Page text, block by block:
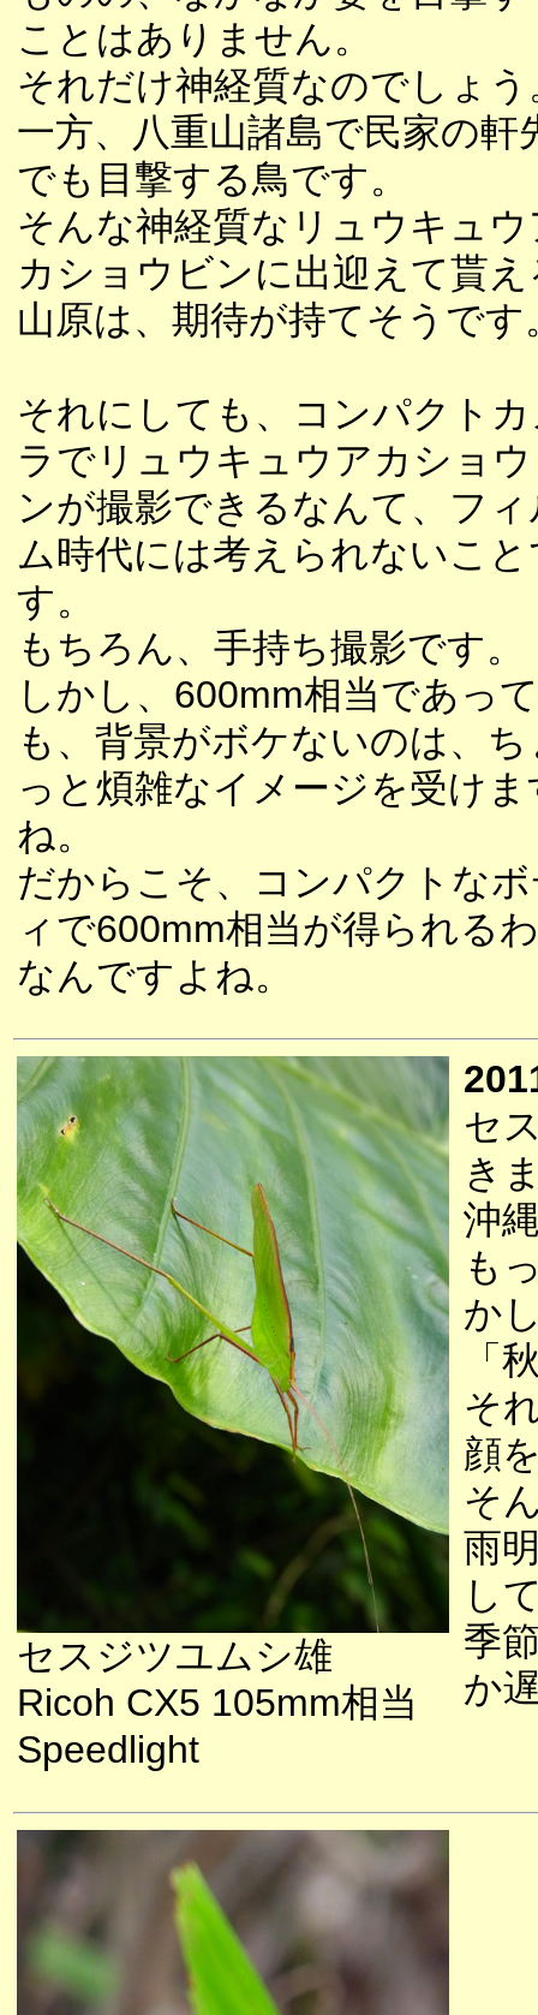
ことはありません。
それだけ神経質なのでしょう
一方、八重山諸島で民家の軒
でも目撃する鳥です。
そんな神経質なリュウキュウ
カショウビンに出迎えて貰え
山原は、期待が持てそうです
それにしても、コンパクト
ラでリュウキュウアカショ
ンが撮影できるなんて、フィ
ム時代には考えられないこと
す。
もちろん、手持ち撮影です。
しかし、600mm相当であって
も、背景がボケないのは、ち
っと煩雑なイメージを受けま
ね。
だからこそ、コンパクトな
ィで600mm相当が得られる
なんですよね。
セスジツユムシ雄
Ricoh CX5 105mm相当
Speedlight
セ
き
沖
も
か
「
そ
顔
そ
雨
し
季
か